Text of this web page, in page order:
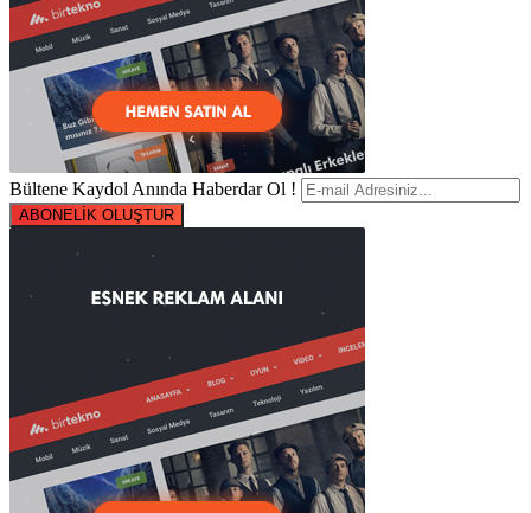
Bültene Kaydol Anında Haberdar Ol !
ABONELİK OLUŞTUR